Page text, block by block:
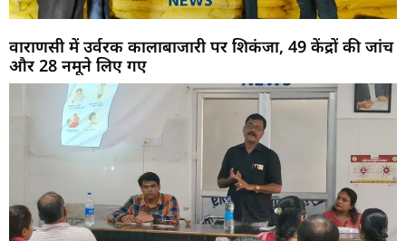
वाराणसी में उर्वरक कालाबाजारी पर शिकंजा, 49 केंद्रों की जांच
और 28 नमूने लिए गए